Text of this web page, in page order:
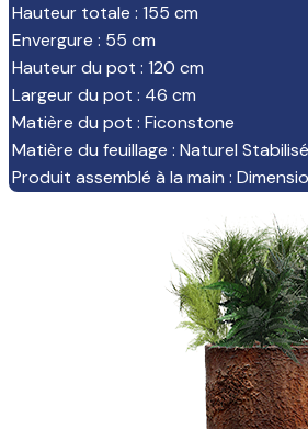
Hauteur totale : 155 cm
Envergure : 55 cm
Hauteur du pot : 120 cm
Largeur du pot : 46 cm
Matière du pot : Ficonstone
Matière du feuillage : Naturel Stabilisé
Produit assemblé à la main :